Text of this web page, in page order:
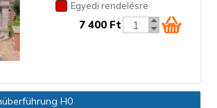
Egyedi rendelésre
7 400 Ft
H0